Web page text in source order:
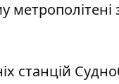
станцій